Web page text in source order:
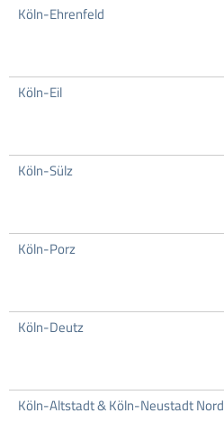
Köln-Ehrenfeld
Köln-Eil
Köln-Sülz
Köln-Porz
Köln-Deutz
Köln-Altstadt & Köln-Neustadt Nord